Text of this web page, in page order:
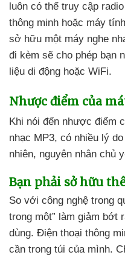
luôn có thể truy cập
thông minh hoặc máy
sở hữu một máy nghe
đi kèm sẽ cho phép bạn
liệu di động hoặc WiFi.
Nhược điểm của
Khi nói đến nhược điểm
nhạc MP3, có nhiều lý
nhiên, nguyên nhân chủ
Bạn phải sở hữu
So với công nghệ trong
trong một” làm giảm bớt
dùng. Điện thoại thông
cần trong túi của mình.